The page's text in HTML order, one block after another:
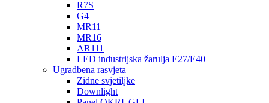
R7S
G4
MR11
MR16
AR111
LED industrijska žarulja E27/E40
Ugradbena rasvjeta
Zidne svjetiljke
Downlight